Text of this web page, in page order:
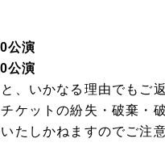
公演
公演
、いかなる理由でもご
ケットの紛失・破棄・
たしかねますのでご注